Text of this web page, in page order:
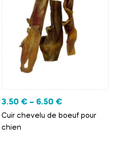
3.50 € – 6.50 €
Cuir chevelu de boeuf pour
chien